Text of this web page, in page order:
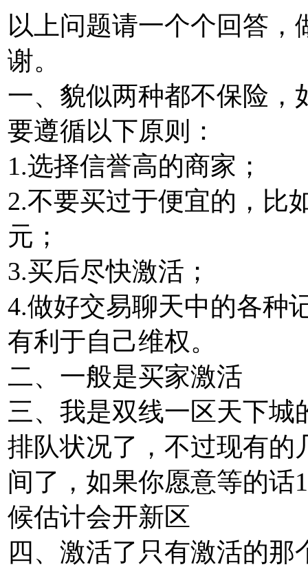
以上问题请一个个回答，
谢。
一、貌似两种都不保险，
要遵循以下原则：
1.选择信誉高的商家；
2.不要买过于便宜的，比
元；
3.买后尽快激活；
4.做好交易聊天中的各种
有利于自己维权。
二、一般是买家激活
三、我是双线一区天下城
排队状况了，不过现有的
间了，如果你愿意等的话
候估计会开新区
四、激活了只有激活的那